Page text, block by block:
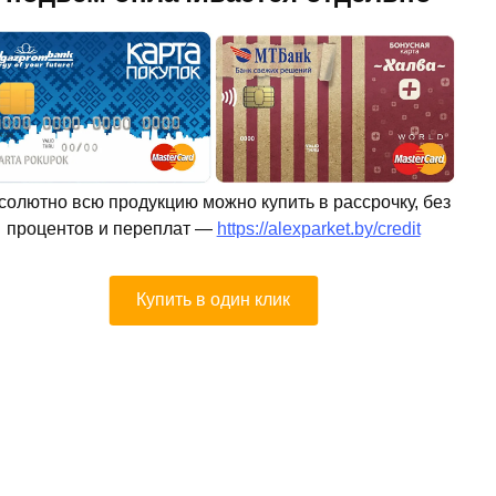
всю продукцию можно купить в рассрочку, без
процентов и переплат — https://alexparket.by/credit
Купить в один клик